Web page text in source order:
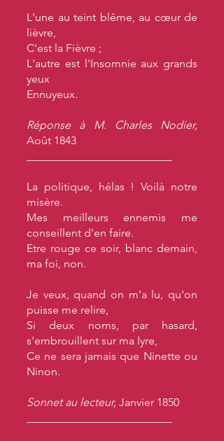
L'une au teint blême, au cœur de
lièvre,
C'est la Fièvre ;
L'autre est l'Insomnie aux grands
yeux
Ennuyeux.
Réponse à M. Charles Nodier,
Août 1843
La politique, hélas ! Voilà notre
misère.
Mes meilleurs ennemis me
conseillent d'en faire.
Etre rouge ce soir, blanc demain,
ma foi, non.
Je veux, quand on m'a lu, qu'on
puisse me relire,
Si deux noms, par hasard,
s'embrouillent sur ma lyre,
Ce ne sera jamais que Ninette ou
Ninon.
Sonnet au lecteur, Janvier 1850